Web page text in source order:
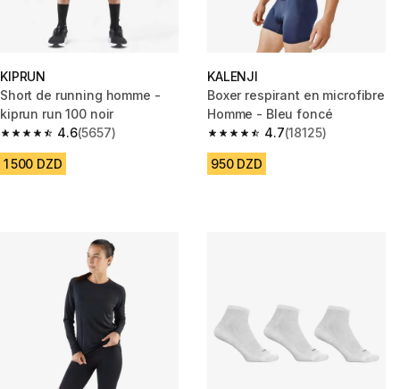
KIPRUN
Short de running homme -
kiprun run 100 noir
4.6
4.6 out of 5 stars from 5657 reviews
(5657)
1 500 DZD
KALENJI
Boxer respirant en microfibre
Homme - Bleu foncé
4.7
4.7 out of 5 stars from 18125
(18125)
950 DZD